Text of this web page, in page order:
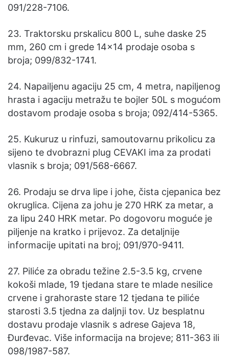
091/228-7106.
23. Traktorsku prskalicu 800 L, suhe daske 25
mm, 260 cm i grede 14×14 prodaje osoba s
broja; 099/832-1741.
24. Napailjenu agaciju 25 cm, 4 metra, napiljenog
hrasta i agaciju metražu te bojler 50L s mogućom
dostavom prodaje osoba s broja; 092/414-5365.
25. Kukuruz u rinfuzi, samoutovarnu prikolicu za
sijeno te dvobrazni plug CEVAKI ima za prodati
vlasnik s broja; 091/568-6667.
26. Prodaju se drva lipe i johe, čista cjepanica bez
okruglica. Cijena za johu je 270 HRK za metar, a
za lipu 240 HRK metar. Po dogovoru moguće je
piljenje na kratko i prijevoz. Za detaljnije
informacije upitati na broj; 091/970-9411.
27. Piliće za obradu težine 2.5-3.5 kg, crvene
kokoši mlade, 19 tjedana stare te mlade nesilice
crvene i grahoraste stare 12 tjedana te piliće
starosti 3.5 tjedna za daljnji tov. Uz besplatnu
dostavu prodaje vlasnik s adrese Gajeva 18,
Đurđevac. Više informacija na brojeve; 811-363 ili
098/1987-587.